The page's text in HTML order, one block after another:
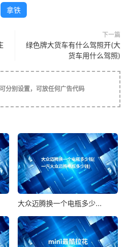
右摇摆，哦，又是一年圣诞节。
统的女孩，不懂得追求流行，
对中国的春节、中秋节、端午节
圣诞节这个节日几乎从不感冒，
年来的圣诞节狂潮被华人疯狂的
些信息也会不自觉的.被我收入
“品尝”了一次圣诞节的味道。
聚会，我基本从不参加，只
我一向关系不错的颖硬是拉着我
节，在这之前，颖一般有这样的
，可颖非让我去，无奈，我只能
充满西方文化的节日。
教室时，眼前焕然一新。一
，现在竟然被颖她们几个装饰的
花板上，一朵朵彩纸做成的拉花
拿铁
下一篇
绿色牌大货车有什么驾照开(大
货车用什么驾照)
分别设置，可放任何广告代码
大众迈腾换一个电瓶多少...